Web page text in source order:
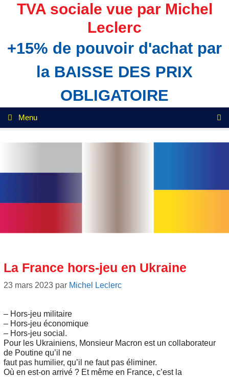
TVA sociale vue par Michel
Leclerc
+15% de pouvoir d'achat par
la BAISSE DES PRIX
OBLIGATOIRE
Menu
La France hors-jeu en Ukraine
23 mars 2023 par Michel Leclerc
– Hors-jeu militaire
– Hors-jeu économique
– Hors-jeu social.
Pour les Ukrainiens, Monsieur Macron est un collaborateur
de Poutine qu’il ne
faut pas humilier, qu’il ne faut pas éliminer.
Où en est-on arrivé ? Et même en France, c’est la